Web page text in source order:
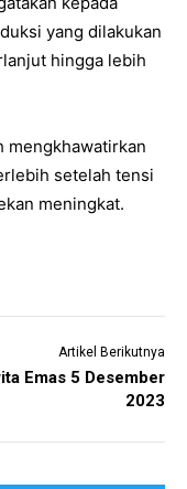
yang dilakukan
hingga lebih
mengkhawatirkan
setelah tensi
meningkat.
Artikel Berikutnya
Emas 5 Desember
2023